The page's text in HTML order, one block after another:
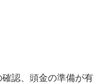
認、頭金の準備が有